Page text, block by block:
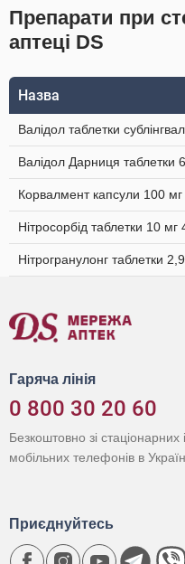
Препарати при
аптеці DS
Назва
Валідол таблетки
Валідол Дарниця таблетки
Корвалмент капсули 100
Нітросорбід таблетки 10 мг
Нітрогранулонг таблетки
Гаряча лінія
0 800 30 20 60
Безкоштовно зі стаціонарних і
мобільних телефонів в
Приєднуйтесь